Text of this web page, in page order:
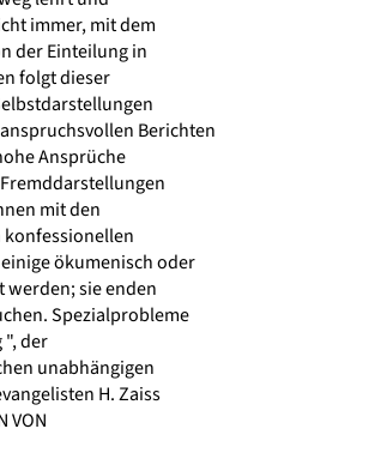
immer, mit dem
der Einteilung in
folgt dieser
Berichten
Ansprüche
mit den
konfessionellen
ökumenisch oder
sie enden
Spezialprobleme
", der
unabhängigen
H. Zaiss
VON